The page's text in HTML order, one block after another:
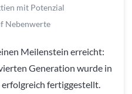
mit Potenzial
Nebenwerte
Meilenstein erreicht:
Generation wurde in
fertiggestellt.